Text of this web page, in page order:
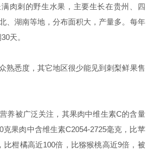
肉刺的野生水果，主要生长在贵州、四
、湖南等地，分布面积大，产量多。每年
天。
熟悉度，其它地区很少能见到刺梨鲜果售
养被广泛关注，其果肉中维生素C的含量
克果肉中含维生素C2054-2725毫克，比苹
比柑橘高近100倍，比猕猴桃高近9倍，被